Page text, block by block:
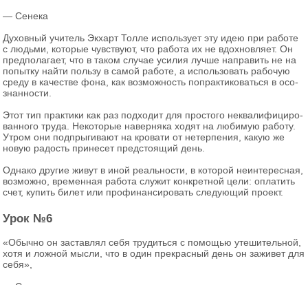
— Се­не­ка
Ду­хов­ный учи­тель Эк­харт Толле ис­поль­зу­ет эту идею при ра­бо­те
с лю­дь­ми, ко­то­рые чув­ству­ют, что ра­бо­та их не вдох­нов­ля­ет. Он
пред­по­ла­га­ет, что в таком слу­чае уси­лия лучше на­пра­вить не на
по­пыт­ку найти поль­зу в самой ра­бо­те, а ис­поль­зо­вать ра­бо­чую
среду в ка­че­стве фона, как воз­мож­ность по­прак­ти­ко­вать­ся в осо­
знан­но­сти.
Этот тип прак­ти­ки как раз под­хо­дит для про­сто­го неква­ли­фи­ци­ро­
ван­но­го труда. Неко­то­рые на­вер­ня­ка ходят на лю­би­мую ра­бо­ту.
Утром они под­пры­ги­ва­ют на кро­ва­ти от нетер­пе­ния, какую же
новую ра­дость при­не­сет пред­сто­я­щий день.
Од­на­ко дру­гие живут в иной ре­аль­но­сти, в ко­то­рой неин­те­рес­ная,
воз­мож­но, вре­мен­ная ра­бо­та слу­жит кон­крет­ной цели: опла­тить
счет, ку­пить билет или про­фи­нан­си­ро­вать сле­ду­ю­щий про­ект.
Урок №6
«Обыч­но он за­став­лял себя тру­дить­ся с по­мо­щью уте­ши­тель­ной,
хотя и лож­ной мысли, что в один пре­крас­ный день он за­жи­вет для
себя»,